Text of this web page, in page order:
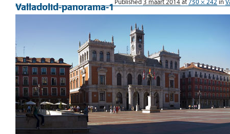
Valladolid-panorama-1Published3 maart 2014at750 × 242 in